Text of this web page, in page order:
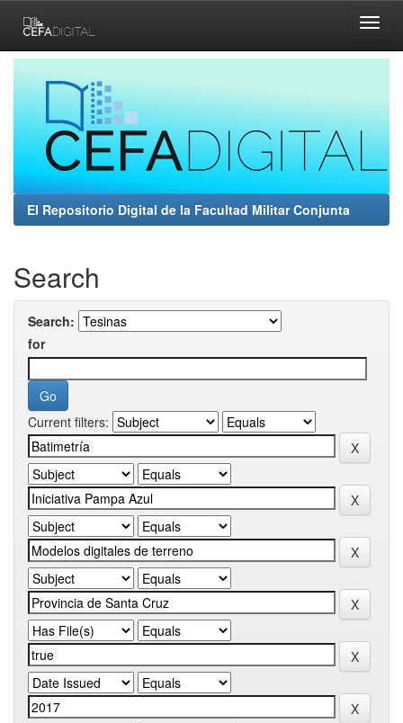
navigation
El Repositorio Digital de la Facultad Militar Conjunta
Search
Search:
for
Current filters: